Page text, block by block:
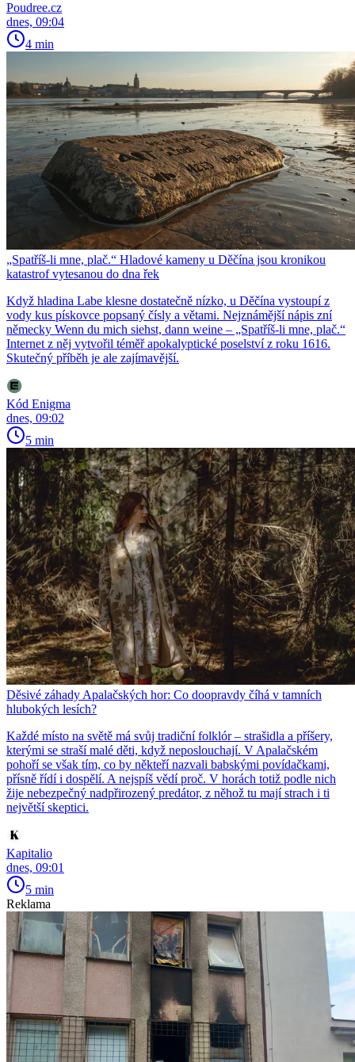
Poudree.cz
dnes, 09:04
4 min
„Spatříš-li mne, plač.“ Hladové kameny u Děčína jsou kronikou
katastrof vytesanou do dna řek
Když hladina Labe klesne dostatečně nízko, u Děčína vystoupí z
vody kus pískovce popsaný čísly a větami. Nejznámější nápis zní
německy Wenn du mich siehst, dann weine – „Spatříš-li mne, plač.“
Internet z něj vytvořil téměř apokalyptické poselství z roku 1616.
Skutečný příběh je ale zajímavější.
Kód Enigma
dnes, 09:02
5 min
Děsivé záhady Apalačských hor: Co doopravdy číhá v tamních
hlubokých lesích?
Každé místo na světě má svůj tradiční folklór – strašidla a příšery,
kterými se straší malé děti, když neposlouchají. V Apalačském
pohoří se však tím, co by někteří nazvali babskými povídačkami,
přísně řídí i dospělí. A nejspíš vědí proč. V horách totiž podle nich
žije nebezpečný nadpřirozený predátor, z něhož tu mají strach i ti
největší skeptici.
Kapitalio
dnes, 09:01
5 min
Reklama